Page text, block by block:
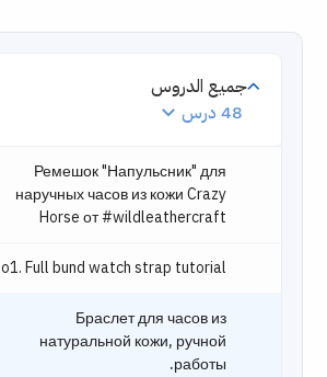
جميع الدروس
48 درس
Ремешок "Напульсник" для
наручных часов из кожи Crazy
Horse от #wildleathercraft
Full bund watch strap tutorial
Браслет для часов из
натуральной кожи, ручной
работы.